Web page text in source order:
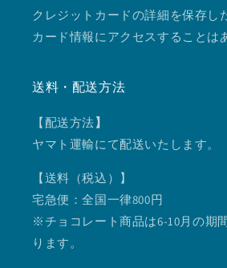
クレジットカードの詳細を保存し
カード情報にアクセスすることは
送料・配送方法
【配送方法】
ヤマト運輸にて配送いたします。
【送料（税込）】
宅急便：全国一律800円
※チョコレート商品は6-10月の期
ります。